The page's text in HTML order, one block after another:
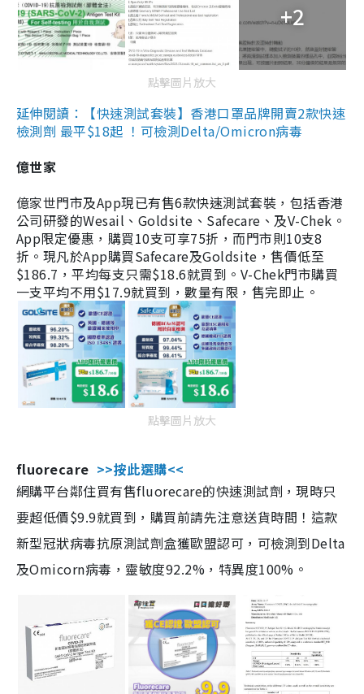
+2
點擊圖片放大
延伸閱讀：【快速測試套裝】香港口罩品牌開賣2款快速
檢測劑 最平$18起 ！可檢測Delta/Omicron病毒
億世家
億家世門市及App現已有售6款快速測試套裝，包括香港
公司研發的Wesail、Goldsite、Safecare、及V-Chek。
App限定優惠，購買10支可享75折，而門市則10支8
折。現凡於App購買Safecare及Goldsite，售價低至
$186.7，平均每支只需$18.6就買到。V-Chek門市購買
一支平均不用$17.9就買到，數量有限，售完即止。
點擊圖片放大
fluorecare >>按此選購<<
網購平台鄰住買有售fluorecare的快速測試劑，現時只
要超低價$9.9就買到，購買前請先注意送貨時間！這款
新型冠狀病毒抗原測試劑盒獲歐盟認可，可檢測到Delta
及Omicorn病毒，靈敏度92.2%，特異度100%。